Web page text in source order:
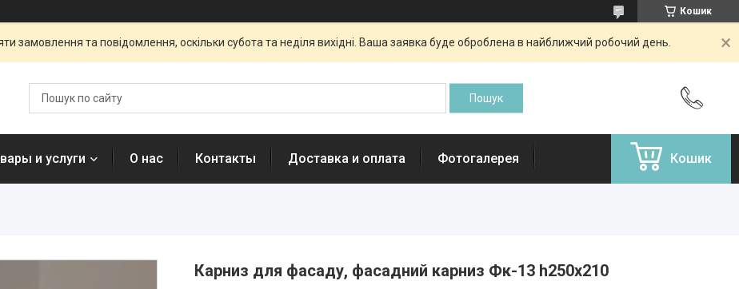
Кошик
замовлення та повідомлення, оскільки субота та неділя вихідні. Ваша заявка буде оброблена в найближчий робочий день.
и услуги О нас Контакты Доставка и оплата Фотогалерея Кошик
Карниз для фасаду, фасадний карниз Фк-13 h250x210